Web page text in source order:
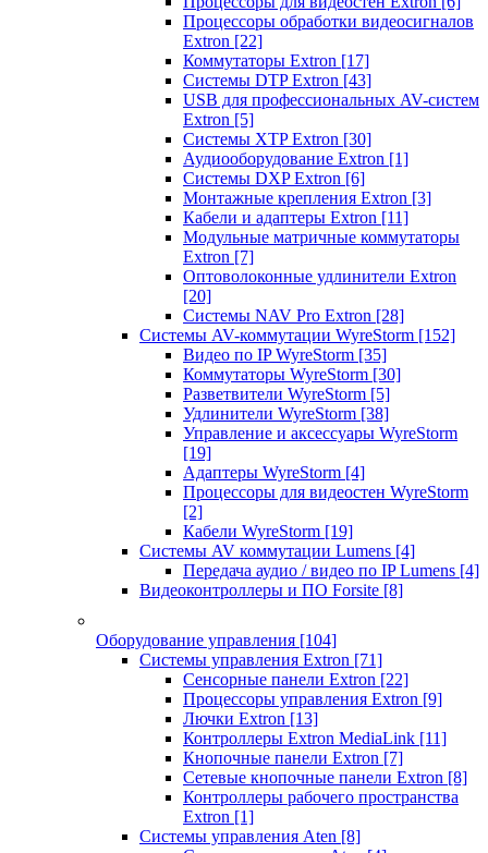
Процессоры обработки видеосигналов
Extron [22]
Коммутаторы Extron [17]
Системы DTP Extron [43]
USB для профессиональных AV-систем
Extron [5]
Системы XTP Extron [30]
Аудиооборудование Extron [1]
Системы DXP Extron [6]
Монтажные крепления Extron [3]
Кабели и адаптеры Extron [11]
Модульные матричные коммутаторы
Extron [7]
Оптоволоконные удлинители Extron
[20]
Системы NAV Pro Extron [28]
Системы AV-коммутации WyreStorm [152]
Видео по IP WyreStorm [35]
Коммутаторы WyreStorm [30]
Разветвители WyreStorm [5]
Удлинители WyreStorm [38]
Управление и аксессуары WyreStorm
[19]
Адаптеры WyreStorm [4]
Процессоры для видеостен WyreStorm
[2]
Кабели WyreStorm [19]
Системы AV коммутации Lumens [4]
Передача аудио / видео по IP Lumens [4]
Видеоконтроллеры и ПО Forsite [8]
Оборудование управления [104]
Системы управления Extron [71]
Сенсорные панели Extron [22]
Процессоры управления Extron [9]
Лючки Extron [13]
Контроллеры Extron MediaLink [11]
Кнопочные панели Extron [7]
Сетевые кнопочные панели Extron [8]
Контроллеры рабочего пространства
Extron [1]
Системы управления Aten [8]